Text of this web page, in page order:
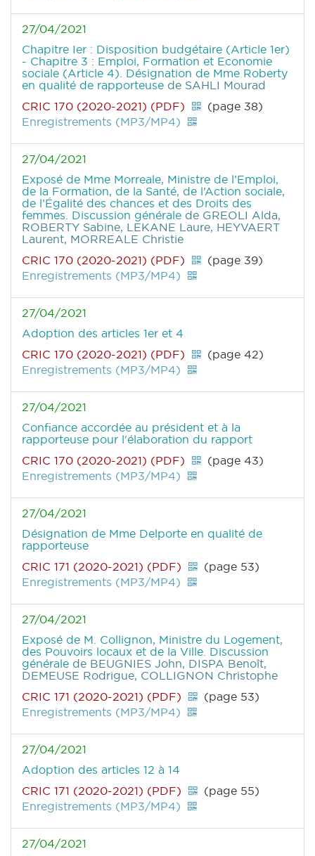
27/04/2021
Chapitre Ier : Disposition budgétaire (Article 1er)
- Chapitre 3 : Emploi, Formation et Economie
sociale (Article 4). Désignation de Mme Roberty
en qualité de rapporteuse de SAHLI Mourad
CRIC 170 (2020-2021) (PDF)
(page 38)
Enregistrements (MP3/MP4)
27/04/2021
Exposé de Mme Morreale, Ministre de l’Emploi,
de la Formation, de la Santé, de l’Action sociale,
de l’Égalité des chances et des Droits des
femmes. Discussion générale de GREOLI Alda,
ROBERTY Sabine, LEKANE Laure, HEYVAERT
Laurent, MORREALE Christie
CRIC 170 (2020-2021) (PDF)
(page 39)
Enregistrements (MP3/MP4)
27/04/2021
Adoption des articles 1er et 4
CRIC 170 (2020-2021) (PDF)
(page 42)
Enregistrements (MP3/MP4)
27/04/2021
Confiance accordée au président et à la
rapporteuse pour l'élaboration du rapport
CRIC 170 (2020-2021) (PDF)
(page 43)
Enregistrements (MP3/MP4)
27/04/2021
Désignation de Mme Delporte en qualité de
rapporteuse
CRIC 171 (2020-2021) (PDF)
(page 53)
Enregistrements (MP3/MP4)
27/04/2021
Exposé de M. Collignon, Ministre du Logement,
des Pouvoirs locaux et de la Ville. Discussion
générale de BEUGNIES John, DISPA Benoît,
DEMEUSE Rodrigue, COLLIGNON Christophe
CRIC 171 (2020-2021) (PDF)
(page 53)
Enregistrements (MP3/MP4)
27/04/2021
Adoption des articles 12 à 14
CRIC 171 (2020-2021) (PDF)
(page 55)
Enregistrements (MP3/MP4)
27/04/2021